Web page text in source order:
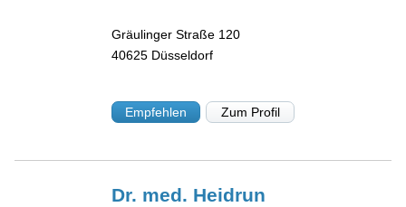
Gräulinger Straße 120
40625 Düsseldorf
Empfehlen Zum Profil
Dr. med. Heidrun